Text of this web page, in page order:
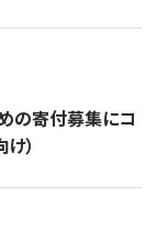
の寄付募集にコ
）